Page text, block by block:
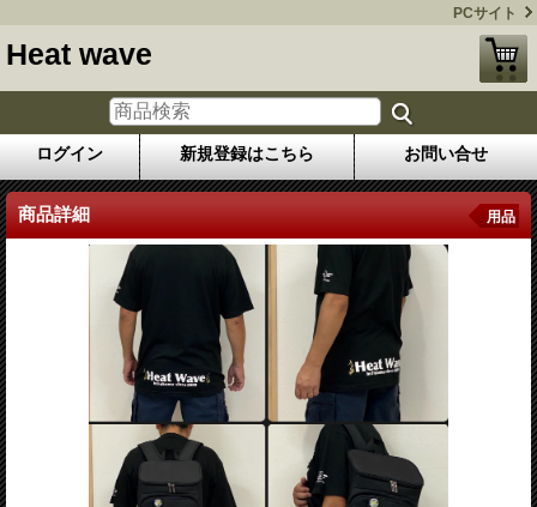
PCサイト
Heat wave
ログイン 新規登録はこちら お問い合せ
商品詳細 用品